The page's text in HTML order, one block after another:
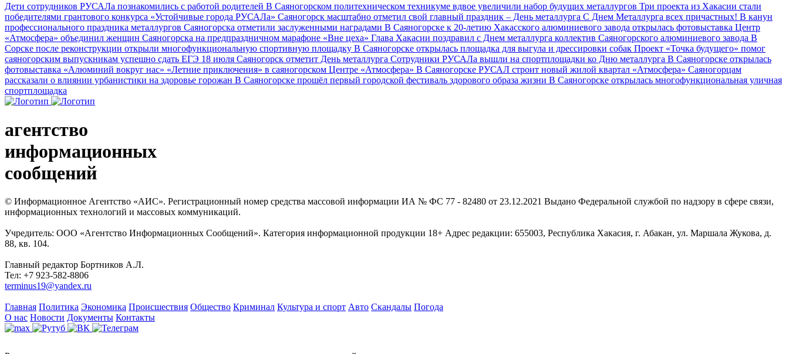
Дети сотрудников РУСАЛа познакомились с работой родителей В Саяногорском политехническом техникуме вдвое увеличили набор будущих металлургов Три проекта из Хакасии стали
победителями грантового конкурса «Устойчивые города РУСАЛа» Саяногорск масштабно отметил свой главный праздник – День металлурга С Днем Металлурга всех причастных! В канун
профессионального праздника металлургов Саяногорска отметили заслуженными наградами В Саяногорске к 20-летию Хакасского алюминиевого завода открылась фотовыставка Центр
«Атмосфера» объединил женщин Саяногорска на предпраздничном марафоне «Вне цеха» Глава Хакасии поздравил с Днем металлурга коллектив Саяногорского алюминиевого завода В
Сорске после реконструкции открыли многофункциональную спортивную площадку В Саяногорске открылась площадка для выгула и дрессировки собак Проект «Точка будущего» помог
саяногорским выпускникам успешно сдать ЕГЭ 18 июля Саяногорск отметит День металлурга Сотрудники РУСАЛа вышли на спортплощадки ко Дню металлурга В Саяногорске открылась
фотовыставка «Алюминий вокруг нас» «Летние приключения» в саяногорском Центре «Атмосфера» В Саяногорске РУСАЛ строит новый жилой квартал «Атмосфера» Саяногорцам
рассказали о влиянии урбанистики на здоровье горожан В Саяногорске прошёл первый городской фестиваль здорового образа жизни В Саяногорске открылась многофункциональная уличная
спортплощадка
агентство
информационных
сообщений
© Информационное Агентство «АИС». Регистрационный номер средства массовой информации ИА № ФС 77 - 82480 от 23.12.2021 Выдано Федеральной службой по надзору в сфере связи,
информационных технологий и массовых коммуникаций.
Учредитель: ООО «Агентство Информационных Сообщений». Категория информационной продукции 18+ Адрес редакции: 655003, Республика Хакасия, г. Абакан, ул. Маршала Жукова, д.
88, кв. 104.
Главный редактор Бортников А.Л.
Тел: +7 923-582-8806
terminus19@yandex.ru
Главная Политика Экономика Происшествия Общество Криминал Культура и спорт Авто Скандалы Погода
О нас Новости Документы Контакты